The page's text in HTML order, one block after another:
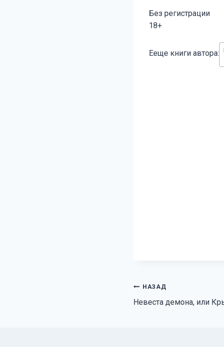
Без регистрации
18+
записи:
Ееще книги автора:
Навигация
по
НАЗАД
Невеста демона, или